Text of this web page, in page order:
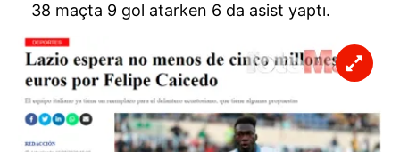
38 maçta 9 gol atarken 6 da asist yaptı.